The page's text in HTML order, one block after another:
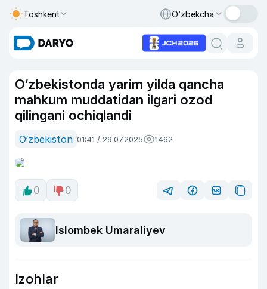
Toshkent O‘zbekcha
O‘zbekistonda yarim yilda qancha
mahkum muddatidan ilgari ozod
qilingani ochiqlandi
O‘zbekiston 01:41 / 29.07.2025 1462
0 0
Islombek Umaraliyev
Izohlar